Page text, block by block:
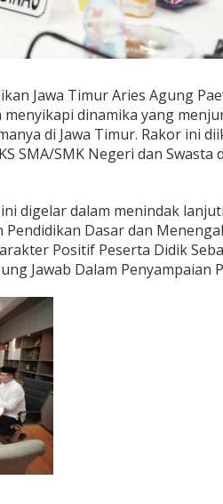
Jawa Timur Aries Agung
dinamika yang
di Jawa Timur. Rakor ini
SMA/SMK Negeri dan Swasta
digelar dalam menindak
Pendidikan Dasar dan
Positif Peserta Didik
Jawab Dalam Penyampaian